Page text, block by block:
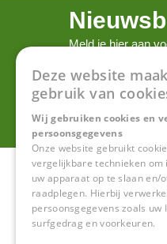
Meld je hier aan
Deze website
gebruik van
Wij gebruiken cookies en
persoonsgegevens
Onze website gebruikt
vergelijkbare technieken
uw apparaat op te slaan en/
raadplegen. Hierbij
persoonsgegevens zoals uw
surfgedrag en voorkeuren.